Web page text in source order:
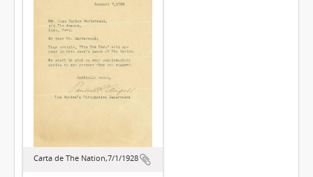
Carta de The Nation,7/1/1928